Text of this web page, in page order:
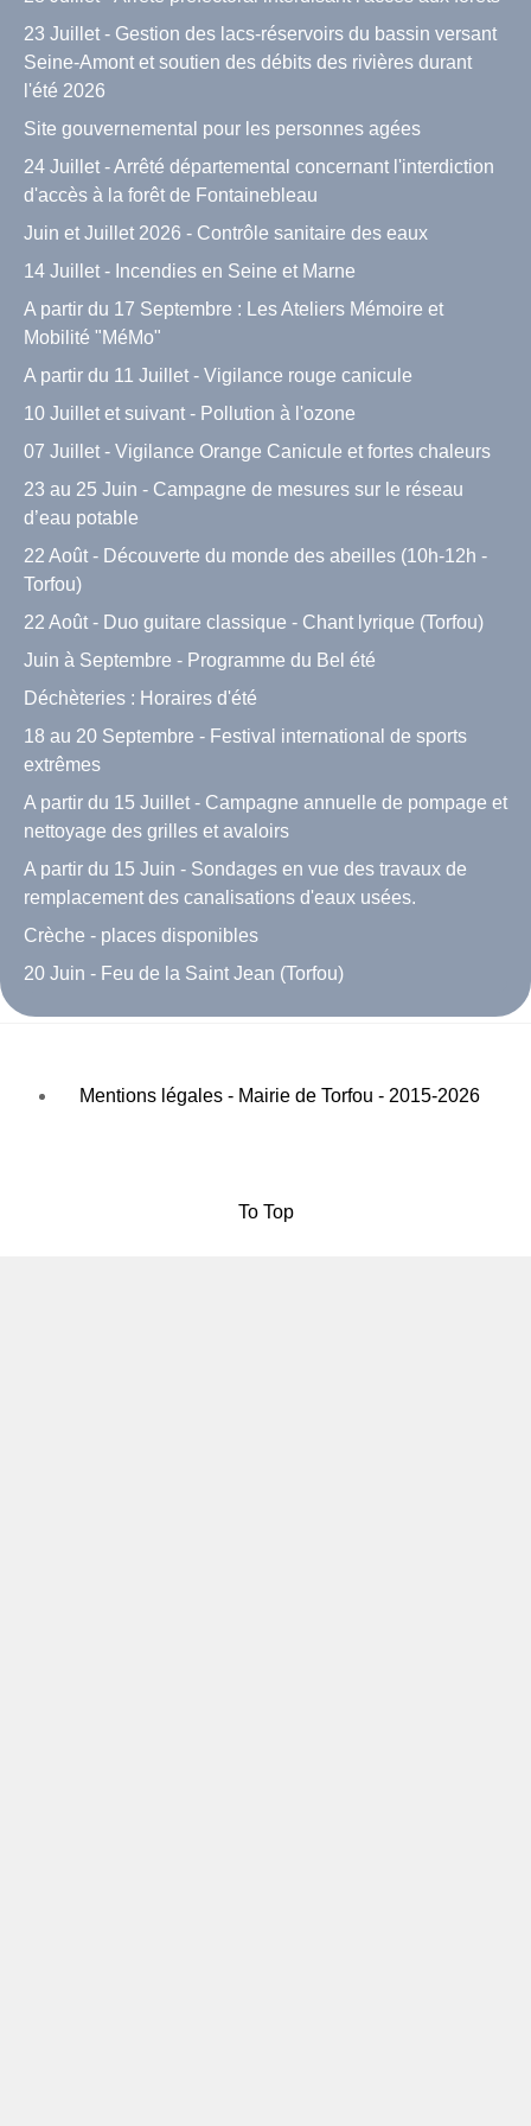
23 Juillet - Gestion des lacs-réservoirs du bassin versant
Seine-Amont et soutien des débits des rivières durant
l'été 2026
Site gouvernemental pour les personnes agées
24 Juillet - Arrêté départemental concernant l'interdiction
d'accès à la forêt de Fontainebleau
Juin et Juillet 2026 - Contrôle sanitaire des eaux
14 Juillet - Incendies en Seine et Marne
A partir du 17 Septembre : Les Ateliers Mémoire et
Mobilité "MéMo"
A partir du 11 Juillet - Vigilance rouge canicule
10 Juillet et suivant - Pollution à l'ozone
07 Juillet - Vigilance Orange Canicule et fortes chaleurs
23 au 25 Juin - Campagne de mesures sur le réseau
d’eau potable
22 Août - Découverte du monde des abeilles (10h-12h -
Torfou)
22 Août - Duo guitare classique - Chant lyrique (Torfou)
Juin à Septembre - Programme du Bel été
Déchèteries : Horaires d'été
18 au 20 Septembre - Festival international de sports
extrêmes
A partir du 15 Juillet - Campagne annuelle de pompage et
nettoyage des grilles et avaloirs
A partir du 15 Juin - Sondages en vue des travaux de
remplacement des canalisations d'eaux usées.
Crèche - places disponibles
20 Juin - Feu de la Saint Jean (Torfou)
Mentions légales - Mairie de Torfou - 2015-2026
To Top